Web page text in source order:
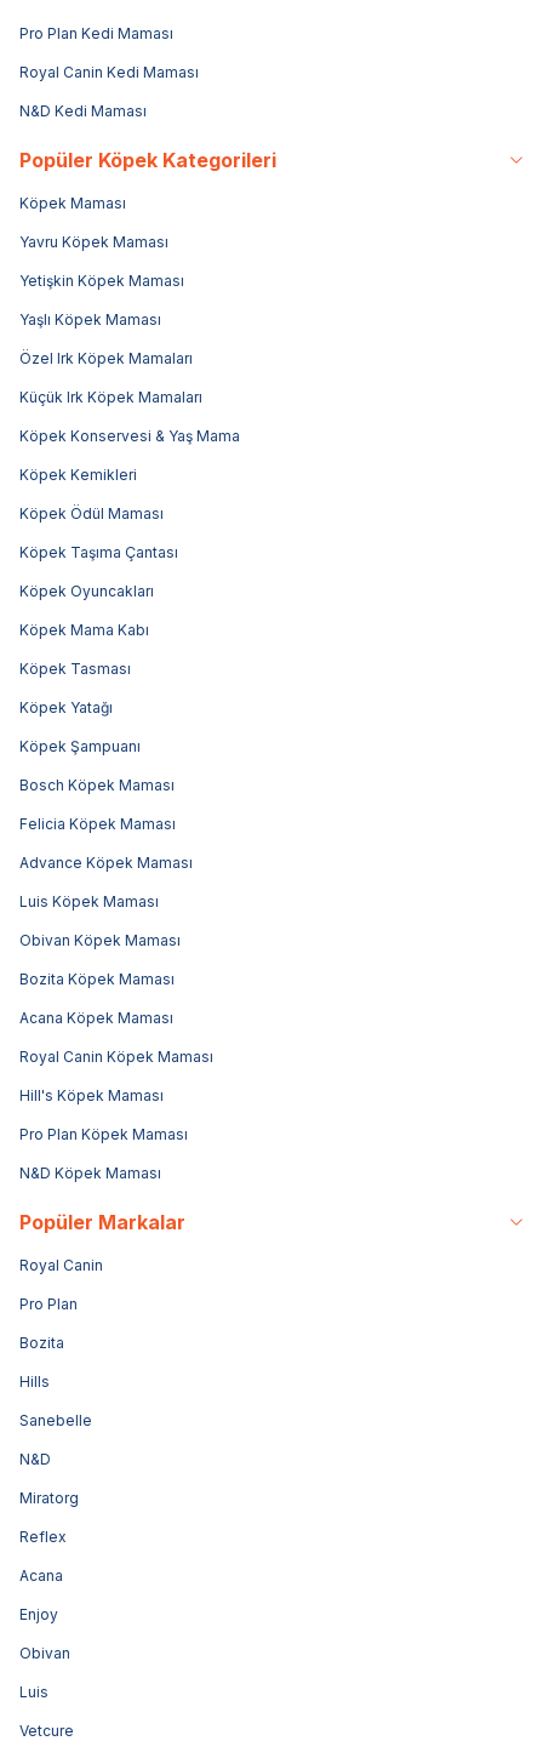
Pro Plan Kedi Maması
Royal Canin Kedi Maması
N&D Kedi Maması
Popüler Köpek Kategorileri
Köpek Maması
Yavru Köpek Maması
Yetişkin Köpek Maması
Yaşlı Köpek Maması
Özel Irk Köpek Mamaları
Küçük Irk Köpek Mamaları
Köpek Konservesi & Yaş Mama
Köpek Kemikleri
Köpek Ödül Maması
Köpek Taşıma Çantası
Köpek Oyuncakları
Köpek Mama Kabı
Köpek Tasması
Köpek Yatağı
Köpek Şampuanı
Bosch Köpek Maması
Felicia Köpek Maması
Advance Köpek Maması
Luis Köpek Maması
Obivan Köpek Maması
Bozita Köpek Maması
Acana Köpek Maması
Royal Canin Köpek Maması
Hill's Köpek Maması
Pro Plan Köpek Maması
N&D Köpek Maması
Popüler Markalar
Royal Canin
Pro Plan
Bozita
Hills
Sanebelle
N&D
Miratorg
Reflex
Acana
Enjoy
Obivan
Luis
Vetcure